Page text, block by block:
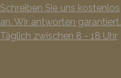
Schreiben Sie uns kostenlos
an. Wir antworten garantiert.
Täglich zwischen 8 - 18 Uhr